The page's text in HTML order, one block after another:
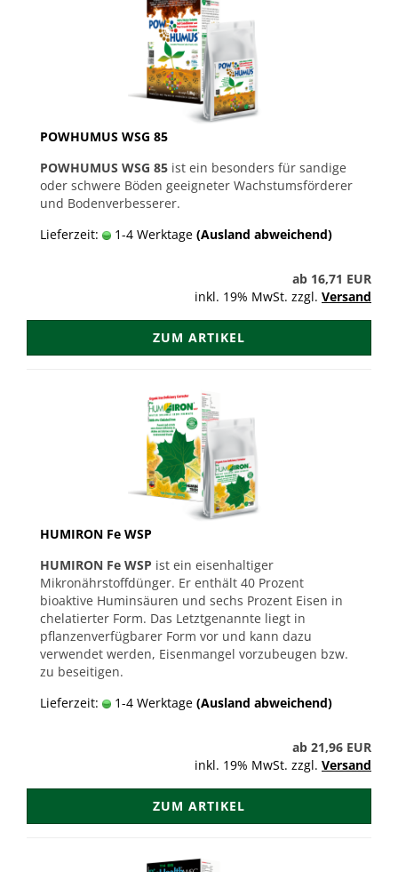
POWHUMUS WSG 85
POWHUMUS WSG 85 ist ein besonders für sandige
oder schwere Böden geeigneter Wachstumsförderer
und Bodenverbesserer.
Lieferzeit:
1-4 Werktage (Ausland abweichend)
ab 16,71 EUR
inkl. 19% MwSt. zzgl. Versand
ZUM ARTIKEL
HUMIRON Fe WSP
HUMIRON Fe WSP ist ein eisenhaltiger
Mikronährstoffdünger. Er enthält 40 Prozent
bioaktive Huminsäuren und sechs Prozent Eisen in
chelatierter Form. Das Letztgenannte liegt in
pflanzenverfügbarer Form vor und kann dazu
verwendet werden, Eisenmangel vorzubeugen bzw.
zu beseitigen.
Lieferzeit:
1-4 Werktage (Ausland abweichend)
ab 21,96 EUR
inkl. 19% MwSt. zzgl. Versand
ZUM ARTIKEL